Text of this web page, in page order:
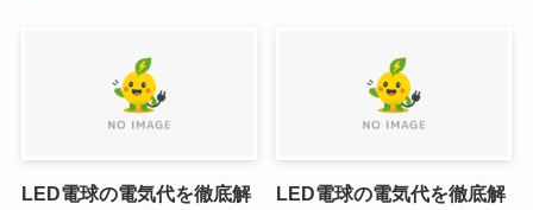
LED電球の電気代を徹底解
LED電球の電気代を徹底解